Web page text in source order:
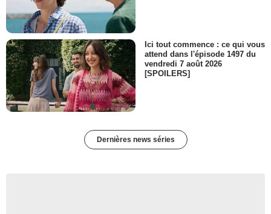
Ici tout commence : ce qui vous
attend dans l'épisode 1497 du
vendredi 7 août 2026
[SPOILERS]
Dernières news séries